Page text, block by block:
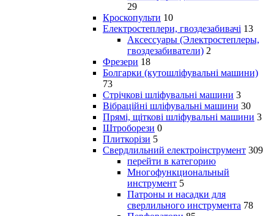
29
Кроскопульти 10
Електростеплери, гвоздезабивачі 13
Аксессуары (Электростеплеры,
гвоздезабиватели) 2
Фрезери 18
Болгарки (кутошліфувальні машини)
73
Стрічкові шліфувальні машини 3
Вібраційні шліфувальні машини 30
Прямі, щіткові шліфувальні машини 3
Штроборези 0
Плиткорізи 5
Свердлильний електроінструмент 309
перейти в категорию
Многофункциональный
инструмент 5
Патроны и насадки для
сверлильного инструмента 78